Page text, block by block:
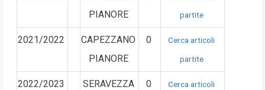
PIANORE
partite
2021/2022
CAPEZZANO
PIANORE
0
Cerca articoli
partite
2022/2023 SERAVEZZA 0
Cerca articoli